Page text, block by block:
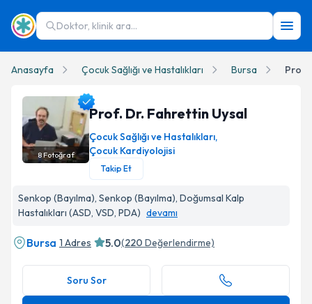
Doktor, klinik ara...
Anasayfa Çocuk Sağlığı ve Hastalıkları Bursa Prof.
Prof. Dr. Fahrettin Uysal Profil Fotoğrafı
8Fotoğraf
Prof. Dr. Fahrettin Uysal
Çocuk Sağlığı ve Hastalıkları,
Çocuk Kardiyolojisi
Takip Et
Senkop (Bayılma), Senkop (Bayılma), Doğumsal Kalp
Hastalıkları (ASD, VSD, PDA) devamı
Bursa 1 Adres 5.0(220 Değerlendirme)
Soru Sor